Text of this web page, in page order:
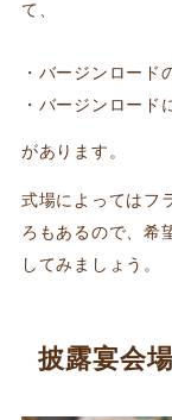
て、
バージンロード
バージンロード
があります。
式場によってはフ
ろもあるので、希
してみましょう。
披露宴会